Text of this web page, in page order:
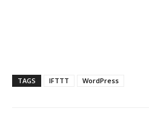
TAGS IFTTT WordPress